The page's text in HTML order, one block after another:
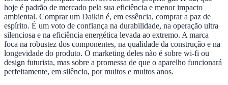
hoje é padrão de mercado pela sua eficiência e menor impacto
ambiental. Comprar um Daikin é, em essência, comprar a paz de
espírito. É um voto de confiança na durabilidade, na operação ultra
silenciosa e na eficiência energética levada ao extremo. A marca
foca na robustez dos componentes, na qualidade da construção e na
longevidade do produto. O marketing deles não é sobre wi-fi ou
design futurista, mas sobre a promessa de que o aparelho funcionará
perfeitamente, em silêncio, por muitos e muitos anos.